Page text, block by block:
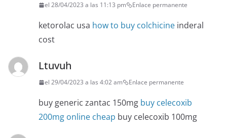
el 28/04/2023 a las 11:13 pm Enlace permanente
ketorolac usa how to buy colchicine inderal
cost
Ltuvuh
el 29/04/2023 a las 4:02 am Enlace permanente
buy generic zantac 150mg buy celecoxib
200mg online cheap buy celecoxib 100mg